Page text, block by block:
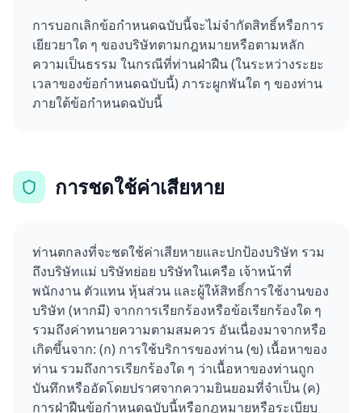
การบอกเลิกข้อกำหนดฉบับนี้จะไม่จำกัดสิทธิ์หรือการ
เยียวยาใด ๆ ของบริษัทตามกฎหมายหรือตามหลัก
ความเป็นธรรม ในกรณีที่ท่านฝ่าฝืน (ในระหว่างระยะ
เวลาของข้อกำหนดฉบับนี้) ภาระผูกพันใด ๆ ของท่าน
ภายใต้ข้อกำหนดฉบับนี้
การชดใช้ค่าเสียหาย
ท่านตกลงที่จะชดใช้ค่าเสียหายและปกป้องบริษัท รวม
ถึงบริษัทแม่ บริษัทย่อย บริษัทในเครือ เจ้าหน้าที่
พนักงาน ตัวแทน หุ้นส่วน และผู้ให้สิทธิ์การใช้งานของ
บริษัท (หากมี) จากการเรียกร้องหรือข้อเรียกร้องใด ๆ
รวมถึงค่าทนายความตามสมควร อันเนื่องมาจากหรือ
เกิดขึ้นจาก: (ก) การใช้บริการของท่าน (ข) เนื้อหาของ
ท่าน รวมถึงการเรียกร้องใด ๆ ว่าเนื้อหาของท่านถูก
บันทึกหรืออัดโดยปราศจากความยินยอมที่จำเป็น (ค)
การฝ่าฝืนข้อกำหนดฉบับนี้หรือกฎหมายหรือระเบียบ